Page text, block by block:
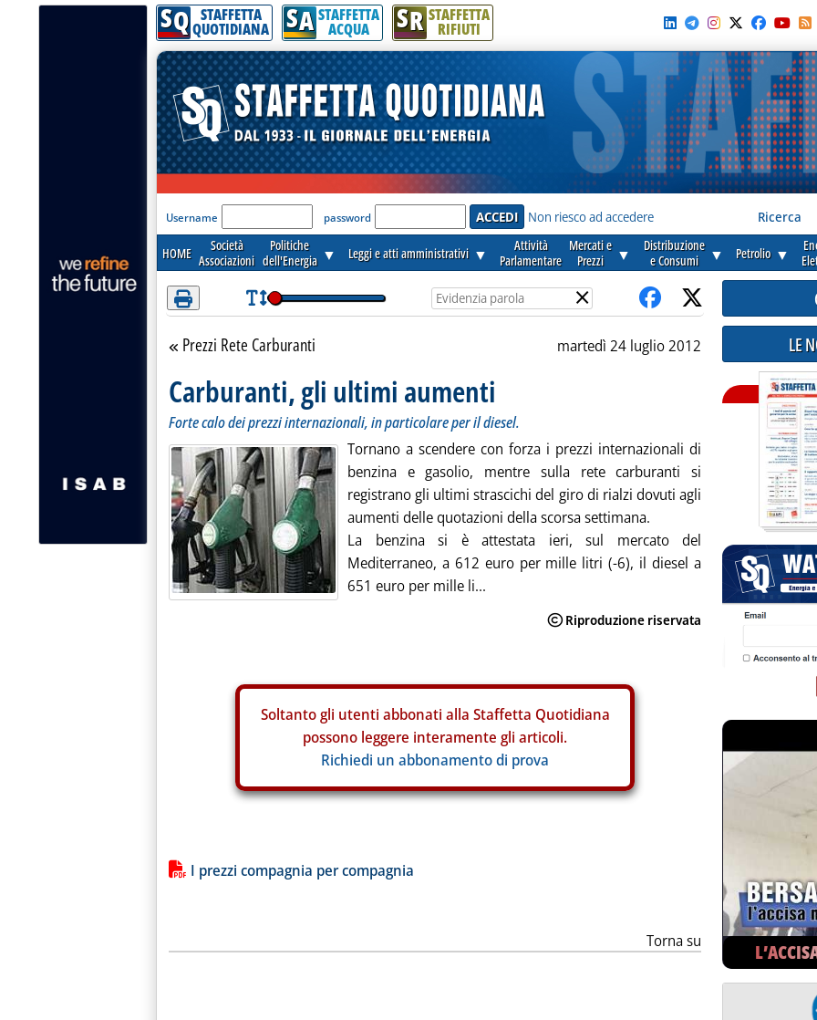
Attenzione! Esegui l'accesso per lèggere interamente la notizia.
SQ STAFFETTA
QUOTIDIANA SA STAFFETTA
ACQUA SR STAFFETTA
RIFIUTI
'Modulo Login per accedere'
Username password Non riesco ad accedere Ricerca
HOME
Società
Associazioni
Politiche
dell'Energia ▼ Leggi e atti amministrativi ▼
Attività
Parlamentare
Mercati e
Prezzi
▼
Distribuzione
e Consumi
▼ Petrolio ▼
×
Torna alla sezione
Prezzi Rete Carburanti martedì 24 luglio 2012
Carburanti, gli ultimi aumenti
Forte calo dei prezzi internazionali, in particolare per il diesel.
Tornano a scendere con forza i prezzi internazionali di
benzina e gasolio, mentre sulla rete carburanti si
registrano gli ultimi strascichi del giro di rialzi dovuti agli
aumenti delle quotazioni della scorsa settimana.
La benzina si è attestata ieri, sul mercato del
Mediterraneo, a 612 euro per mille litri (-6), il diesel a
651 euro per mille li...
Soltanto gli utenti abbonati alla Staffetta Quotidiana
possono leggere interamente gli articoli.
Richiedi un abbonamento di prova
Lista allegati PDF alla notizia
I prezzi compagnia per compagnia
Torna su
LE